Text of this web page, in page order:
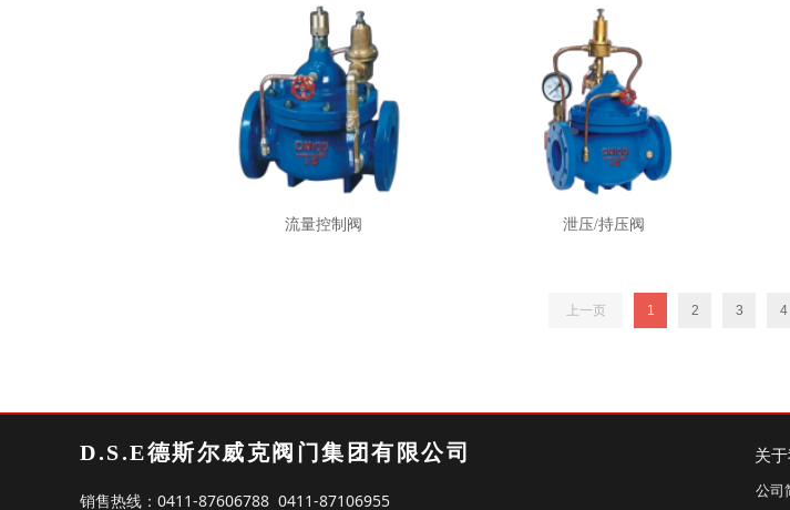
流量控制阀 泄压/持压阀
上一页 1 2 3 4
关
公司
D.S.E德斯尔威克阀门集团有限公司
销售热线： 0411-87606788 0411-87106955